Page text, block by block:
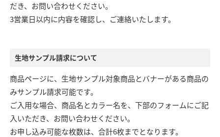
だき、お問い合わせください。
3営業日以内に内容を確認し、ご連絡いたします。
生地サンプル請求について
商品ページに、生地サンプル対象商品とバナーがある商品の
みサンプル請求可能です。
ご入用な場合、商品名とカラー名を、下部のフォームにご記
入いただき、お問い合わせください。
お申し込み可能な枚数は、合計6枚までとなります。